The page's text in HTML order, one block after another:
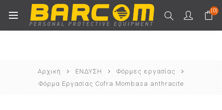
(0)
Αρχική ΕΝΔΥΣΗ
Φόρμες εργασίας
Φόρμα Εργασίας Cofra Mombasa anthracite